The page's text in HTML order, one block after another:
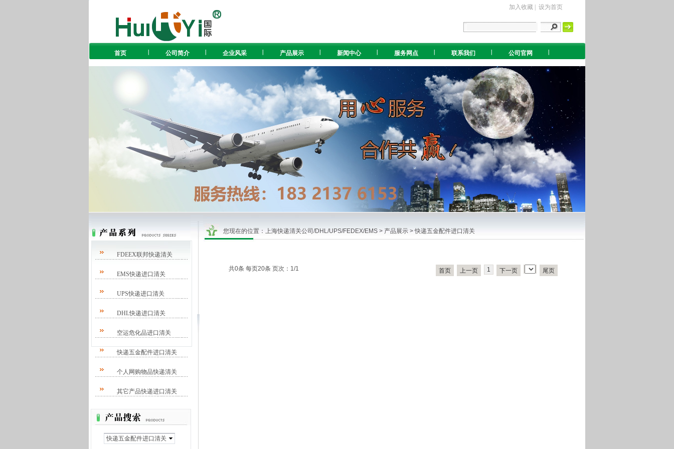
首页 公司简介 企业风采 产品展示 新闻中心 服务网点 联系我们 公司官网
加入收藏 | 设为首页
您现在的位置： 上海快递清关公司/DHL/UPS/FEDEX/EMS > 产品展示 >快递五金配件进口清关
快递五金配件进口清关
共0条 每页20条 页次：1/1 首页 上一页 1 下一页 尾页
FDEEX联邦快递清关
EMS快递进口清关
UPS快递进口清关
DHL快递进口清关
空运危化品进口清关
快递五金配件进口清关
个人网购物品快递清关
其它产品快递进口清关